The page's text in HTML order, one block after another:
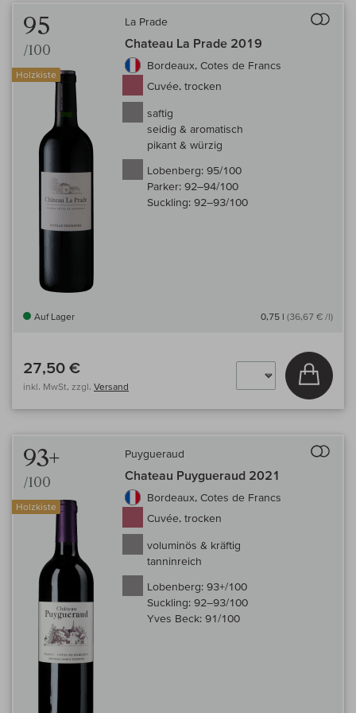
95
/100
Holzkiste
La Prade
Chateau La Prade 2019
Bordeaux, Cotes de Francs
Cuvée, trocken
saftig
seidig & aromatisch
pikant & würzig
Lobenberg: 95/100
Parker: 92–94/100
Suckling: 92–93/100
Auf Lager 0,75 l (36,67 € /l)
27,50 €
inkl. MwSt, zzgl. Versand
In
93+
/100
Holzkiste
Puygueraud
Chateau Puygueraud 2021
Bordeaux, Cotes de Francs
Cuvée, trocken
voluminös & kräftig
tanninreich
Lobenberg: 93+/100
Suckling: 92–93/100
Yves Beck: 91/100